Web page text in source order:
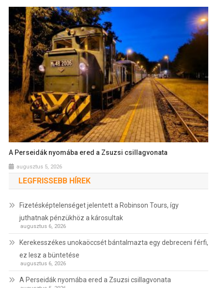
A Perseidák nyomába ered a Zsuzsi csillagvonata
augusztus 5, 2026
LEGFRISSEBB HÍREK
Fizetésképtelenséget jelentett a Robinson Tours, így
juthatnak pénzükhöz a károsultak
augusztus 6, 2026
Kerekesszékes unokaöccsét bántalmazta egy debreceni férfi,
ez lesz a büntetése
augusztus 6, 2026
A Perseidák nyomába ered a Zsuzsi csillagvonata